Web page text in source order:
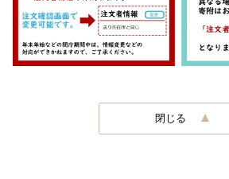
閉じる